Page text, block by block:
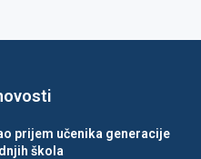
prijem učenika generacije
škola